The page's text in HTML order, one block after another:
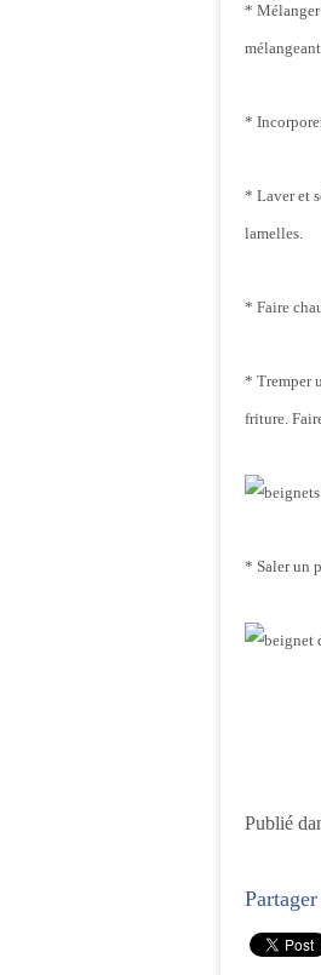
*
*
* Laver et
lamelles.
* Faire
* Tremper
friture.
* Saler un
Publié